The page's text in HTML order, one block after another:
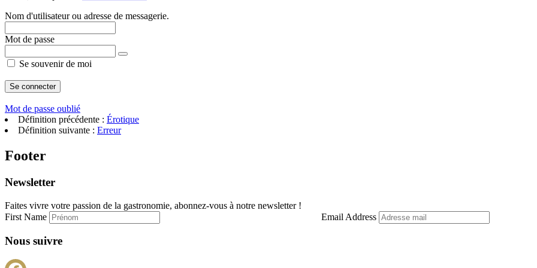
Nom d'utilisateur ou adresse de messagerie.
Mot de passe
Se souvenir de moi
Mot de passe oublié
Définition précédente : Érotique
Définition suivante : Erreur
Footer
Newsletter
Faites vivre votre passion de la gastronomie, abonnez-vous à notre newsletter !
First Name
Email Address
Nous suivre